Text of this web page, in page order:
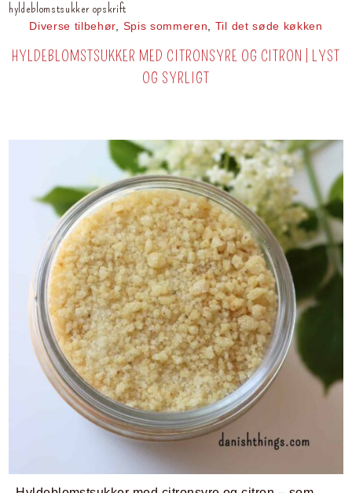
hyldeblomstsukker opskrift
Diverse tilbehør, Spis sommeren, Til det søde køkken
HYLDEBLOMSTSUKKER MED CITRONSYRE OG CITRON | LYST
OG SYRLIGT